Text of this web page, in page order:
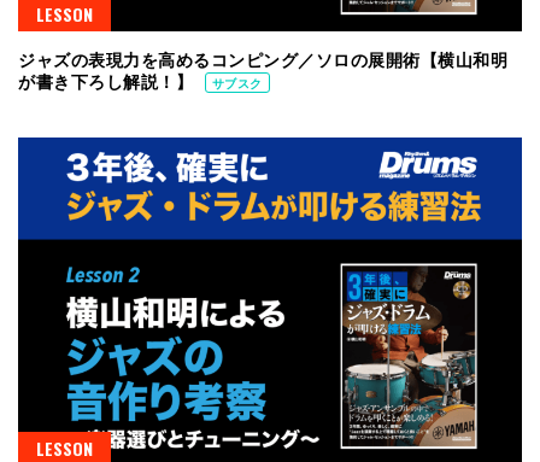
LESSON
ジャズの表現力を高めるコンピング／ソロの展開術【横山和明
が書き下ろし解説！】
サブスク
LESSON